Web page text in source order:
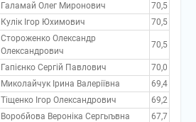
Галамай Олег Миронович
70,5
Кулік Ігор Юхимович
70,5
Стороженко Олександр
Олександрович
70,5
Гапієнко Сергій Павлович
70,0
Миколайчук Ірина Валеріївна
69,4
Тіщенко Ігор Олександрович
69,2
Воробйова Вероніка Сергыъвна
67,7